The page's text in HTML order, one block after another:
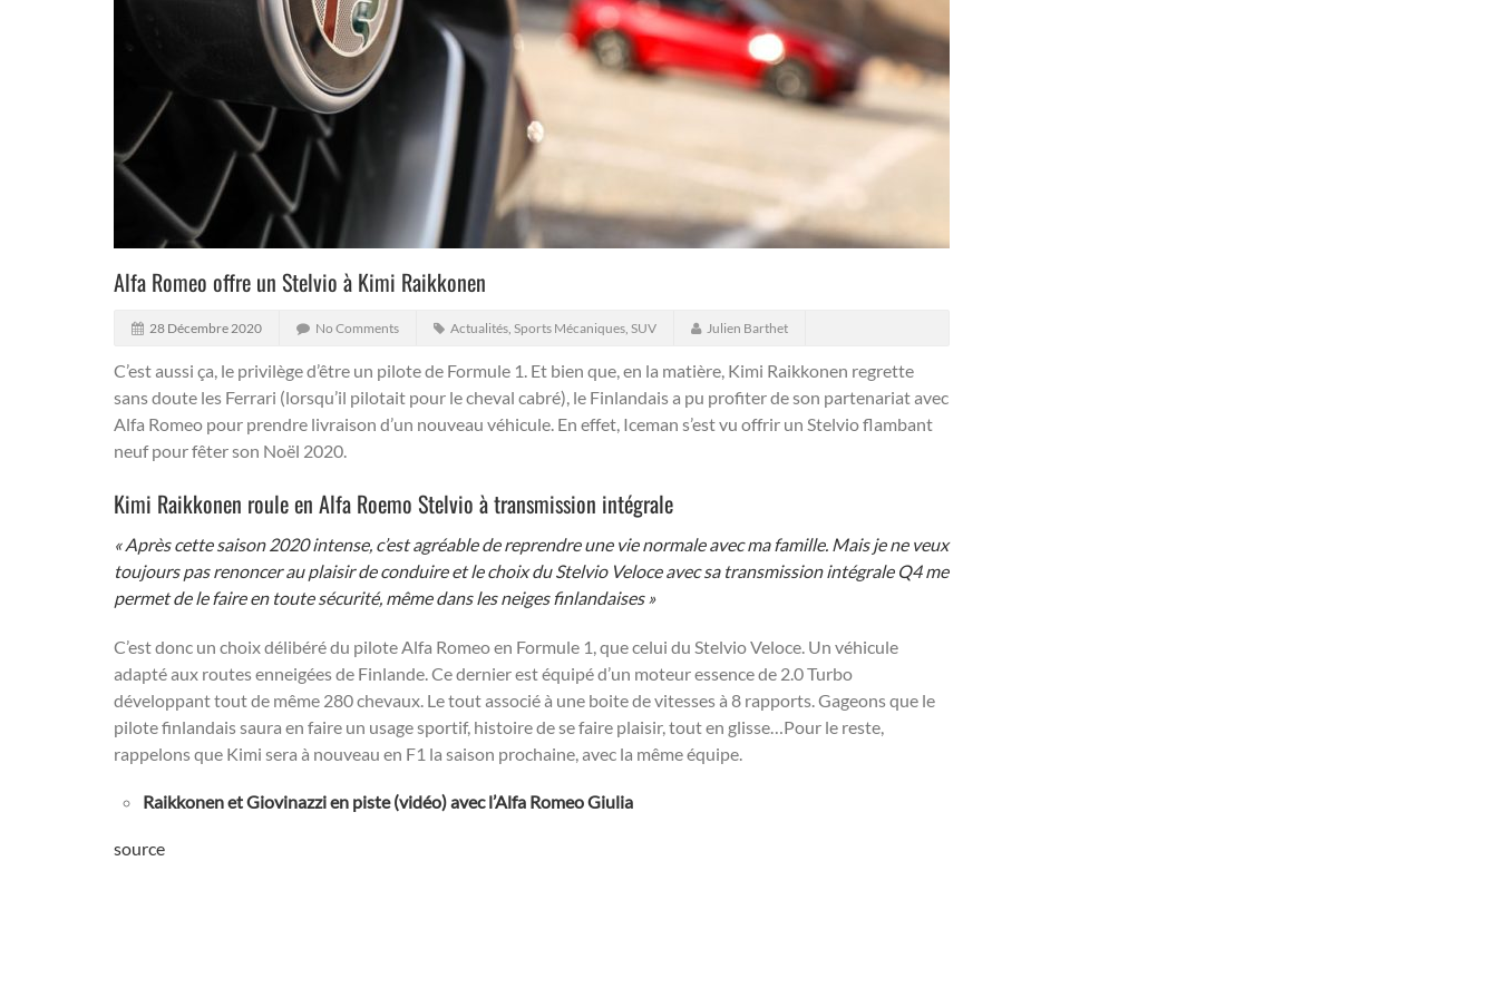
Alfa Romeo offre un Stelvio à Kimi Raikkonen
28 Décembre 2020 No Comments Actualités, Sports Mécaniques, SUV Julien Barthet
C’est aussi ça, le privilège d’être un pilote de Formule 1. Et bien que, en la matière, Kimi Raikkonen regrette
sans doute les Ferrari (lorsqu’il pilotait pour le cheval cabré), le Finlandais a pu profiter de son partenariat avec
Alfa Romeo pour prendre livraison d’un nouveau véhicule. En effet, Iceman s’est vu offrir un Stelvio flambant
neuf pour fêter son Noël 2020.
Kimi Raikkonen roule en Alfa Roemo Stelvio à transmission intégrale
« Après cette saison 2020 intense, c’est agréable de reprendre une vie normale avec ma famille. Mais je ne veux
toujours pas renoncer au plaisir de conduire et le choix du Stelvio Veloce avec sa transmission intégrale Q4 me
permet de le faire en toute sécurité, même dans les neiges finlandaises »
C’est donc un choix délibéré du pilote Alfa Romeo en Formule 1, que celui du Stelvio Veloce. Un véhicule
adapté aux routes enneigées de Finlande. Ce dernier est équipé d’un moteur essence de 2.0 Turbo
développant tout de même 280 chevaux. Le tout associé à une boite de vitesses à 8 rapports. Gageons que le
pilote finlandais saura en faire un usage sportif, histoire de se faire plaisir, tout en glisse…Pour le reste,
rappelons que Kimi sera à nouveau en F1 la saison prochaine, avec la même équipe.
Raikkonen et Giovinazzi en piste (vidéo) avec l’Alfa Romeo Giulia
source